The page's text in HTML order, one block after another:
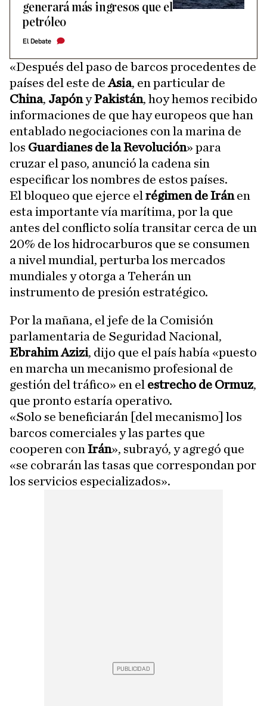
generará más ingresos que el
petróleo
El Debate
«Después del paso de barcos procedentes de
países del este deAsia, en particular de
China, JapónyPakistán, hoy hemos recibido
informaciones de que hay europeos que han
entablado negociaciones con la marina de
los Guardianes de la Revolución» para
cruzar el paso, anunció la cadena sin
especificar los nombres de estos países.
El bloqueo que ejerce el régimen de Iránen
esta importante vía marítima, por la que
antes del conflicto solía transitar cerca de un
20% de los hidrocarburos que se consumen
a nivel mundial, perturba los mercados
mundiales y otorga a Teherán un
instrumento de presión estratégico.
Por la mañana, el jefe de la Comisión
parlamentaria de Seguridad Nacional,
Ebrahim Azizi, dijo que el país había «puesto
en marcha un mecanismo profesional de
gestión del tráfico» en el estrecho de Ormuz,
que pronto estaría operativo.
«Solo se beneficiarán [del mecanismo] los
barcos comerciales y las partes que
cooperen con Irán», subrayó, y agregó que
«se cobrarán las tasas que correspondan por
los servicios especializados».